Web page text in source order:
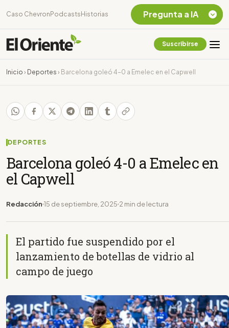
Caso Chevron Podcasts Historias
Suscribirse
Inicio › Deportes › Barcelona goleó 4-0 a Emelec en el Capwell
DEPORTES
Barcelona goleó 4-0 a Emelec en
el Capwell
Redacción 15 de septiembre, 2025 2 min de lectura
El partido fue suspendido por el
lanzamiento de botellas de vidrio al
campo de juego
Pregunta a IA
Chevron Ecuador